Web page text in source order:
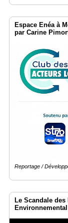
Espace Enéa à
par Carine
Reportage /
Le Scandale